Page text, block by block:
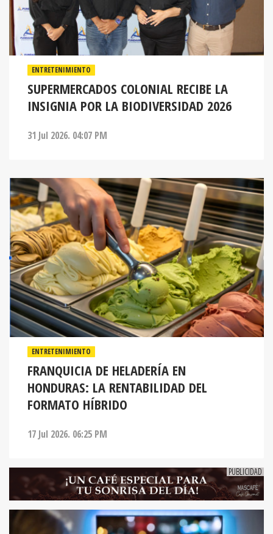
ENTRETENIMIENTO
SUPERMERCADOS COLONIAL RECIBE LA
INSIGNIA POR LA BIODIVERSIDAD 2026
31 Jul 2026. 04:07 PM
ENTRETENIMIENTO
FRANQUICIA DE HELADERÍA EN
HONDURAS: LA RENTABILIDAD DEL
FORMATO HÍBRIDO
17 Jul 2026. 06:25 PM